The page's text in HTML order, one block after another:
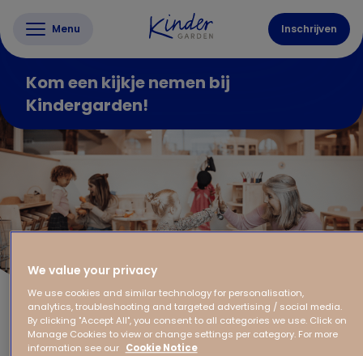
Menu Inschrijven
Kom een kijkje nemen bij
Kindergarden!
We value your privacy
We use cookies and similar technology for personalisation,
analytics, troubleshooting and targeted advertising / social media.
By clicking "Accept All", you consent to all categories we use. Click on
Manage Cookies to view or change settings per category. For more
information see our Cookie Notice